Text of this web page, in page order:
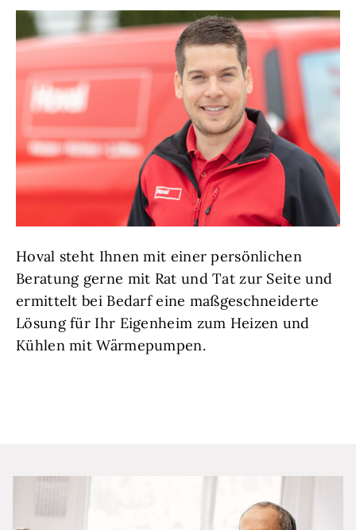
Hoval steht Ihnen mit einer persönlichen
Beratung gerne mit Rat und Tat zur Seite und
ermittelt bei Bedarf eine maßgeschneiderte
Lösung für Ihr Eigenheim zum Heizen und
Kühlen mit Wärmepumpen.